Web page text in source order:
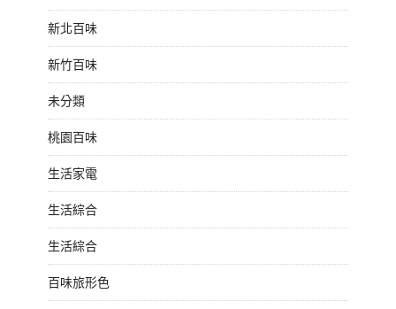
新北百味
新竹百味
未分類
桃園百味
生活家電
生活綜合
生活綜合
百味旅形色